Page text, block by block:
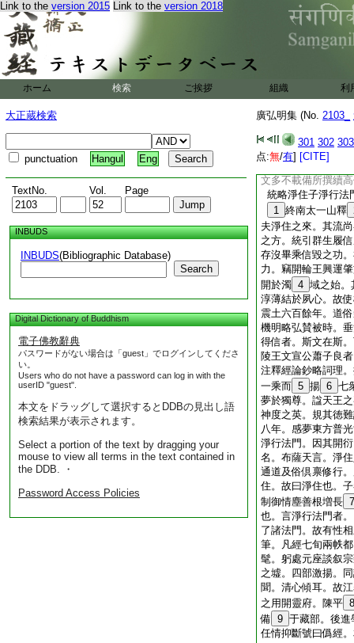
Link to the version 2015 Link to the version 2018
ホーム 検索 ご挨拶 組織 利
大正蔵検索
punctuation Hangul Eng
TextNo. Vol. Page
INBUDS
INBUDS(Bibliographic Database)
Search
Digital Dictionary of Buddhism
電子佛教辭典
パスワードがない場合は「guest」でログインしてくださ
い。
Users who do not have a password can log in with the
userID "guest".
本文をドラッグして選択するとDDBの見出し語
検索結果が表示されます。
Select a portion of the text by dragging your
mouse to view all terms in the text contained in
the DDB. ・
Password Access Policies
廣弘明集 (No. 2103_
301 302 303
点:無/有] [CITE]
禪師佛法龍象。戒
慧安無礙辯。先物
衆所知識。弟子所
慮縁差値諸留難。
智度歸宗奉極作大
愛等視四生猶如一
擧法名。詺帝爲總
大師禪慧内融導之
斯同梁高擧約法師
天台智者禪師
文多不載備所撰續
統略淨住子淨行法
1 終南太一山釋
夫淨住之來。其流
之方。統引群生履
存沒畢乘信毀之功
力。竊開輪王興運
開於濁 4 域之始。
淳薄結於夙心。故
震土六百餘年。道
機明略弘賛被時。
得信者。斯文在斯
陵王文宣公蕭子良
注釋經論鈔略詞理
一乘而 5 揚 6 七
夢於獨尊。諡天王
神度之英。規其徳
八年。感夢東方普
淨行法門。因其開
名。布薩天言。淨
通道及俗倶禀修行
住。故曰淨住也。
制御情塵善根増長 7
也。言淨行法門者
了諸法門。故有性
筆。凡經七旬兩帙
髦。躬處元座談叙
之墟。四部激揚。
聞。清心傾耳。故
之用開靈府。陳平 8
備 9 于藏部。後進
任情抑斷號曰僞經